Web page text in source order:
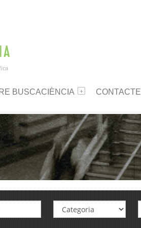
BUSCACIÈNCIA CONTACTE